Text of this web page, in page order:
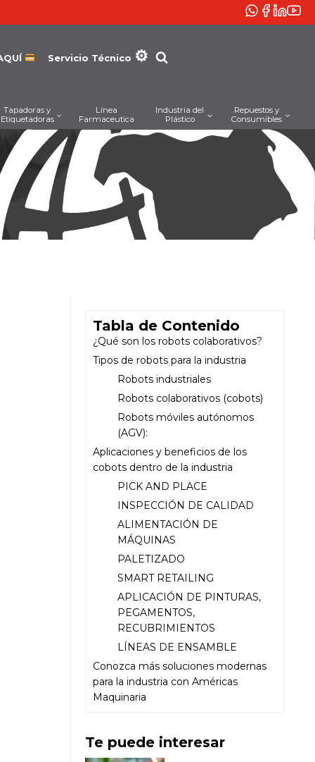
Servicio Técnico
Tapadoras y
Etiquetadoras
Línea
Farmaceutica
Industria del
Plástico
Repuestos y
Consumibles
Tabla de Contenido
¿Qué son los robots colaborativos?
Tipos de robots para la industria
Robots industriales
Robots colaborativos (cobots)
Robots móviles autónomos
(AGV):
Aplicaciones y beneficios de los
cobots dentro de la industria
PICK AND PLACE
INSPECCIÓN DE CALIDAD
ALIMENTACIÓN DE
MÁQUINAS
PALETIZADO
SMART RETAILING
APLICACIÓN DE PINTURAS,
PEGAMENTOS,
RECUBRIMIENTOS
LÍNEAS DE ENSAMBLE
Conozca más soluciones modernas
para la industria con Américas
Maquinaria
Te puede interesar